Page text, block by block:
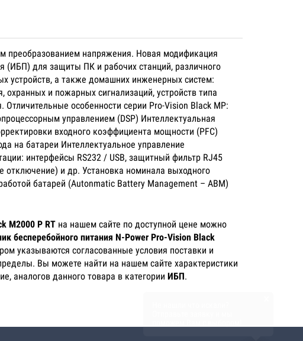
преобразованием напряжения. Новая модификация
(ИБП) для защиты ПК и рабочих станций, различного
устройств, а также домашних инженерных систем:
и пожарных сигнализаций, устройств типа
особенности серии Pro-Vision Black MP:
управлением (DSP) Интеллектуальная
входного коэффициента мощности (PFC)
на батареи Интеллектуальное управление
интерфейсы RS232 / USB, защитный фильтр RJ45
отключение) и др. Установка номинала выходного
батарей (Autonmatic Battery Management – ABM)
M2000 P RT на нашем сайте по доступной цене можно
бесперебойного питания N-Power Pro-Vision Black
указываются согласованные условия поставки и
Вы можете найти на нашем сайте характеристики
аналогов данного товара в категории ИБП.